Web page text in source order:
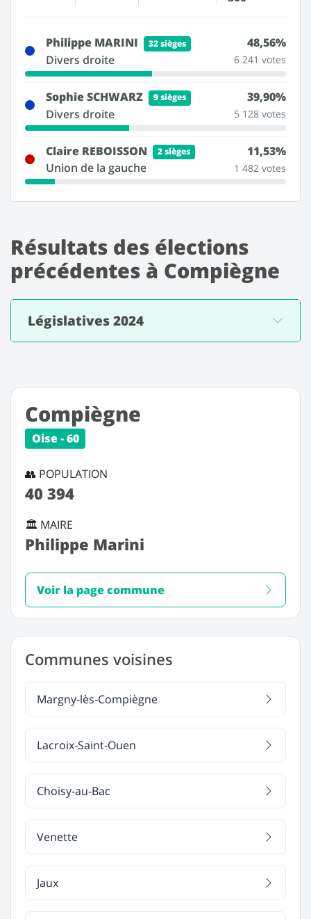
Philippe MARINI 32 sièges
Divers droite
48,56%
6 241 votes
Sophie SCHWARZ 9 sièges
Divers droite
39,90%
5 128 votes
Claire REBOISSON 2 sièges
Union de la gauche
11,53%
1 482 votes
Résultats des élections
précédentes à Compiègne
Législatives 2024
Compiègne
Oise - 60
👥 POPULATION
40 394
🏛️ MAIRE
Philippe Marini
Voir la page commune
Communes voisines
Margny-lès-Compiègne
Lacroix-Saint-Ouen
Choisy-au-Bac
Venette
Jaux